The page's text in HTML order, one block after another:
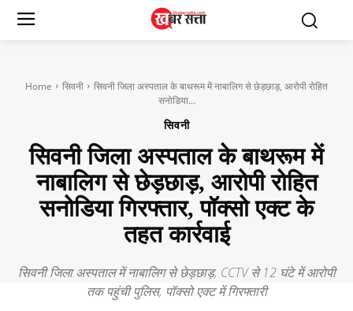
Home सिवनी
सिवनी जिला अस्पताल के बाथरूम में नाबालिग से छेड़छाड़, आरोपी रोहित
सनोडिया...
सिवनी
सिवनी जिला अस्पताल के बाथरूम में
नाबालिग से छेड़छाड़, आरोपी रोहित
सनोडिया गिरफ्तार, पॉक्सो एक्ट के
तहत कार्रवाई
सिवनी जिला अस्पताल में नाबालिग से छेड़छाड़, CCTV से 12 घंटे में आरोपी
तक पहुंची पुलिस, पॉक्सो एक्ट में गिरफ्तारी